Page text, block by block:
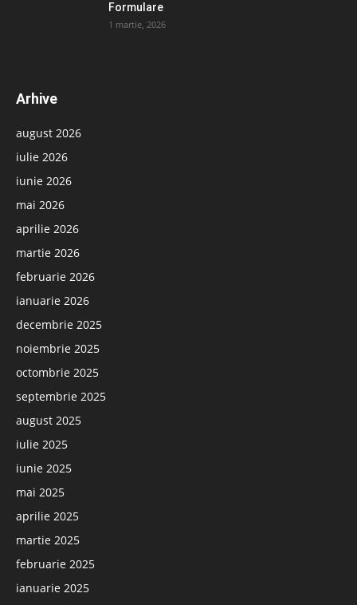
Formulare
1 martie, 2026
Arhive
august 2026
iulie 2026
iunie 2026
mai 2026
aprilie 2026
martie 2026
februarie 2026
ianuarie 2026
decembrie 2025
noiembrie 2025
octombrie 2025
septembrie 2025
august 2025
iulie 2025
iunie 2025
mai 2025
aprilie 2025
martie 2025
februarie 2025
ianuarie 2025